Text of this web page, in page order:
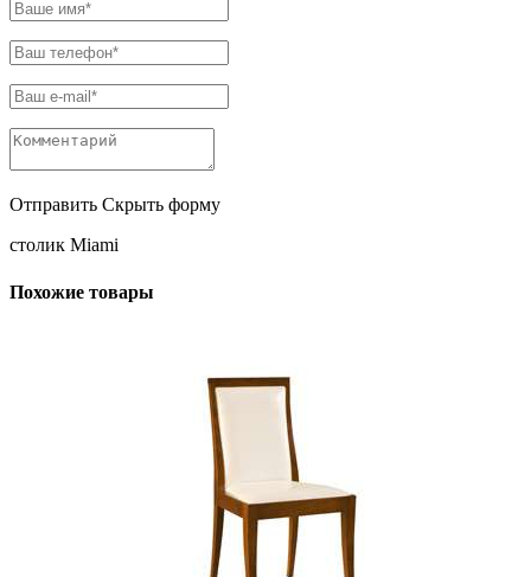
Отправить Скрыть форму
столик Miami
Похожие товары